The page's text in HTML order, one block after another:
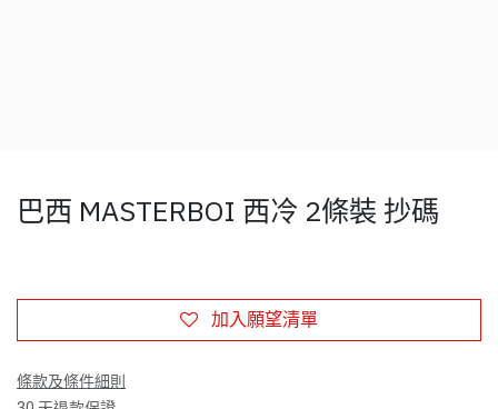
巴西 MASTERBOI 西冷 2條裝 抄碼
加入願望清單
條款及條件細則